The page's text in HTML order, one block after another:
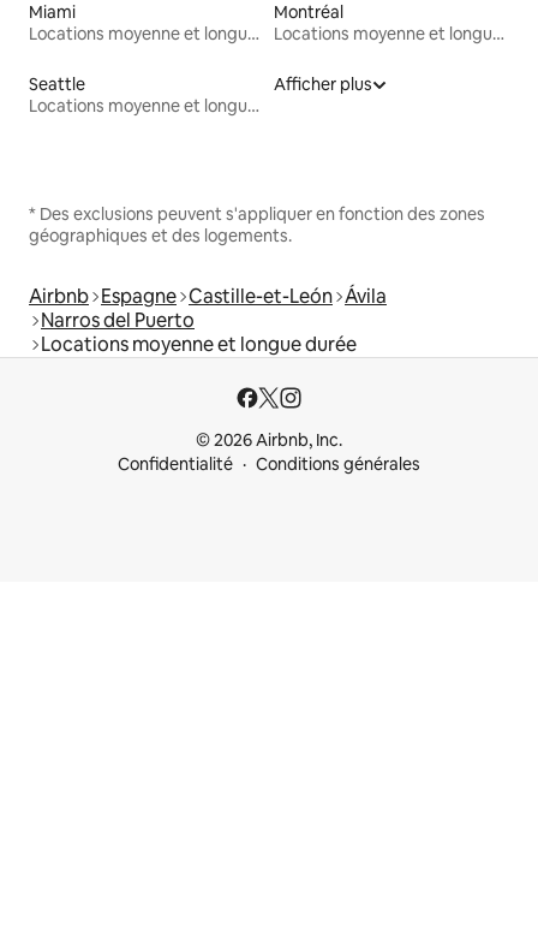
Miami
Locations moyenne et longue durée
Montréal
Locations moyenne et longue durée
Seattle
Locations moyenne et longue durée
Afficher plus
* Des exclusions peuvent s'appliquer en fonction des zones
géographiques et des logements.
Airbnb Espagne Castille-et-León Ávila
Narros del Puerto
Locations moyenne et longue durée
© 2026 Airbnb, Inc.
Confidentialité
Conditions générales